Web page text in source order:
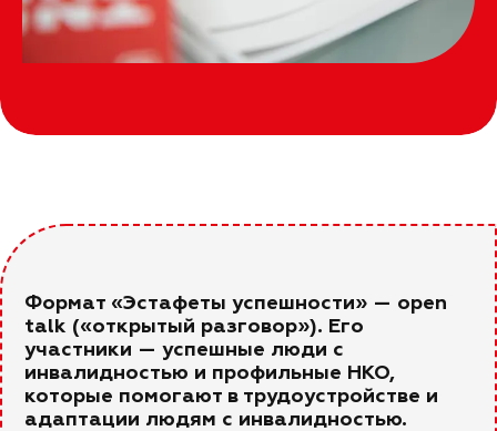
Формат «Эстафеты успешности» — open
talk («открытый разговор»). Его
участники — успешные люди с
инвалидностью и профильные НКО,
которые помогают в трудоустройстве и
адаптации людям с инвалидностью.